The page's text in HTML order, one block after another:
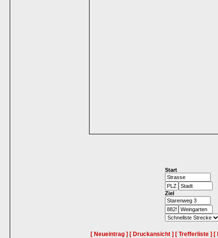
Start
Ziel
[ Neueintrag ] [ Druckansicht ] [ Trefferliste ] [